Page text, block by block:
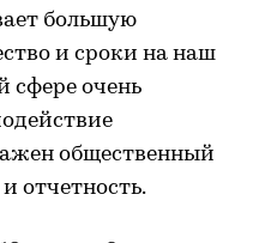
большую
и сроки на наш
сфере очень
общественный
отчетность.